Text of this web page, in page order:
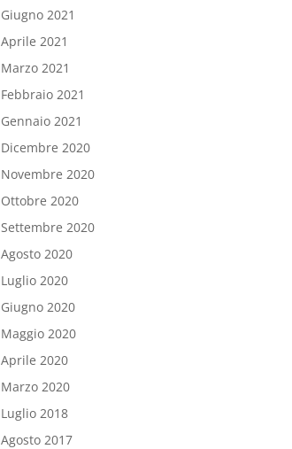
Giugno 2021
Aprile 2021
Marzo 2021
Febbraio 2021
Gennaio 2021
Dicembre 2020
Novembre 2020
Ottobre 2020
Settembre 2020
Agosto 2020
Luglio 2020
Giugno 2020
Maggio 2020
Aprile 2020
Marzo 2020
Luglio 2018
Agosto 2017